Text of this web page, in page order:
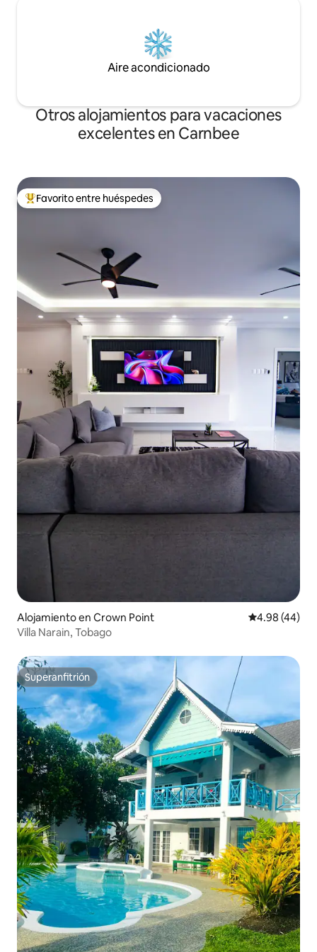
Aire acondicionado
Otros alojamientos para vacaciones
excelentes en Carnbee
Favorito entre huéspedes preferido
Favorito entre huéspedes
Alojamiento en Crown Point Calificación
4.98 (44)
Villa Narain, Tobago
Superanfitrión
Superanfitrión